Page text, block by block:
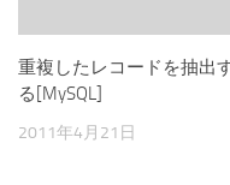
重複したレコードを抽出
る[MySQL]
2011年4月21日